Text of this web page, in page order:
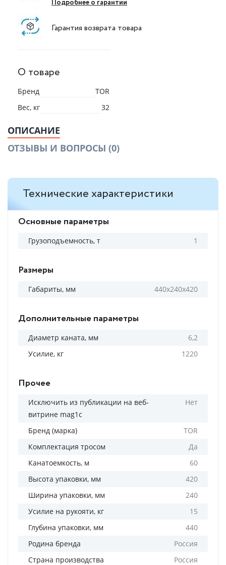
Подробнее о гарантии
Гарантия возврата товара
О товаре
Бренд
TOR
Вес, кг
32
ОПИСАНИЕ
ОТЗЫВЫ И ВОПРОСЫ (0)
Технические характеристики
Основные параметры
Грузоподъемность, т 1
Размеры
Габариты, мм 440х240х420
Дополнительные параметры
Диаметр каната, мм
6,2
Усилие, кг
1220
Прочее
Исключить из публикации на веб-
витрине mag1c
Нет
Бренд (марка)
TOR
Комплектация тросом
Да
Канатоемкость, м
60
Высота упаковки, мм
420
Ширина упаковки, мм
240
Усилие на рукояти, кг
15
Глубина упаковки, мм
440
Родина бренда
Россия
Страна производства
Россия